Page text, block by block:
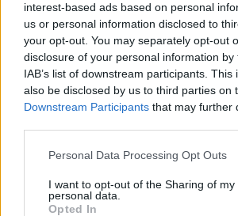
interest-based ads based on personal
us or personal information disclosed to
your opt-out. You may separately opt-out
disclosure of your personal information
IAB’s list of downstream participants.
also be disclosed by us to third parties on
Downstream Participants that may further
Personal Data Processing Opt Outs
I want to opt-out of the Sharing of my
personal data.
Opted In